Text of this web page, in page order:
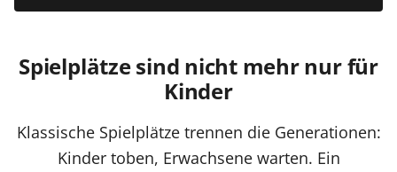
Spielplätze sind nicht mehr nur für
Kinder
Klassische Spielplätze trennen die Generationen:
Kinder toben, Erwachsene warten. Ein